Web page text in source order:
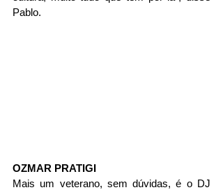
Pablo.
OZMAR PRATIGI
Mais um veterano, sem dúvidas, é o DJ